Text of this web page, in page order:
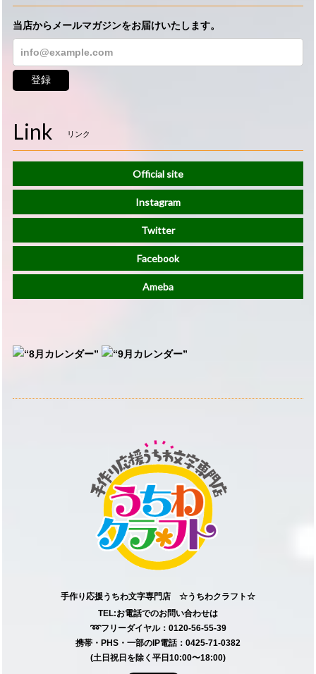
当店からメールマガジンをお届けいたします。
登録
Link リンク
Official site
Instagram
Twitter
Facebook
Ameba
手作り応援うちわ文字専門店 ☆うちわクラフト☆
TEL:お電話でのお問い合わせは
➿フリーダイヤル：0120-56-55-39
携帯・PHS・一部のIP電話：0425-71-0382
(土日祝日を除く平日10:00〜18:00)